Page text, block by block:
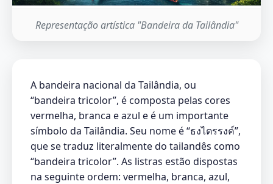
Representação artística "Bandeira da Tailândia"
A bandeira nacional da Tailândia, ou
“bandeira tricolor”, é composta pelas cores
vermelha, branca e azul e é um importante
símbolo da Tailândia. Seu nome é “ธงไตรรงค์”,
que se traduz literalmente do tailandês como
“bandeira tricolor”. As listras estão dispostas
na seguinte ordem: vermelha, branca, azul,